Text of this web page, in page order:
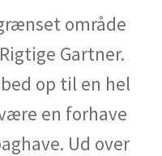
område
Gartner.
op til en hel
en forhave
Ud over